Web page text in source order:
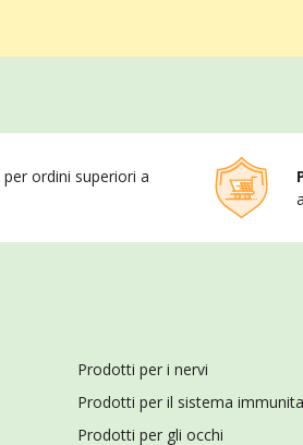
per ordini superiori a
Prodotti per i nervi
Prodotti per il sistema
Prodotti per gli occhi